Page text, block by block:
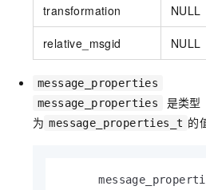
transformation NULL
relative_msgid NULL
message_properties
message_properties
是类型
为 message_properties_t 的